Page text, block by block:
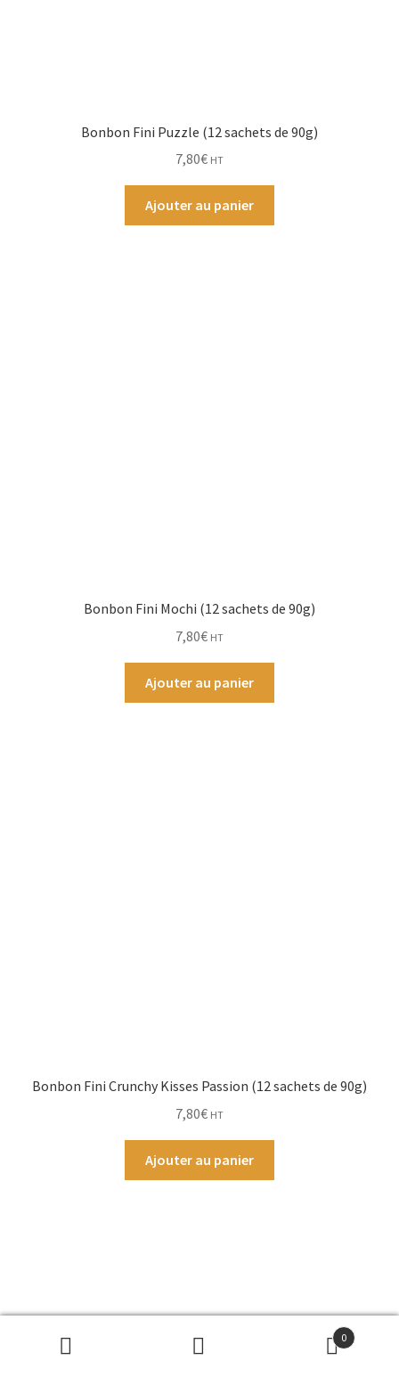
Bonbon Fini Puzzle (12 sachets de 90g)
7,80€ HT
Ajouter au panier
Bonbon Fini Mochi (12 sachets de 90g)
7,80€ HT
Ajouter au panier
Bonbon Fini Crunchy Kisses Passion (12 sachets de 90g)
7,80€ HT
Ajouter au panier
Recherche
Recherche
0